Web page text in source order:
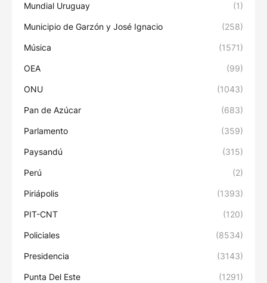
Mundial Uruguay (1)
Municipio de Garzón y José Ignacio (258)
Música (1571)
OEA (99)
ONU (1043)
Pan de Azúcar (683)
Parlamento (359)
Paysandú (315)
Perú (2)
Piriápolis (1393)
PIT-CNT (120)
Policiales (8534)
Presidencia (3143)
Punta Del Este (1291)